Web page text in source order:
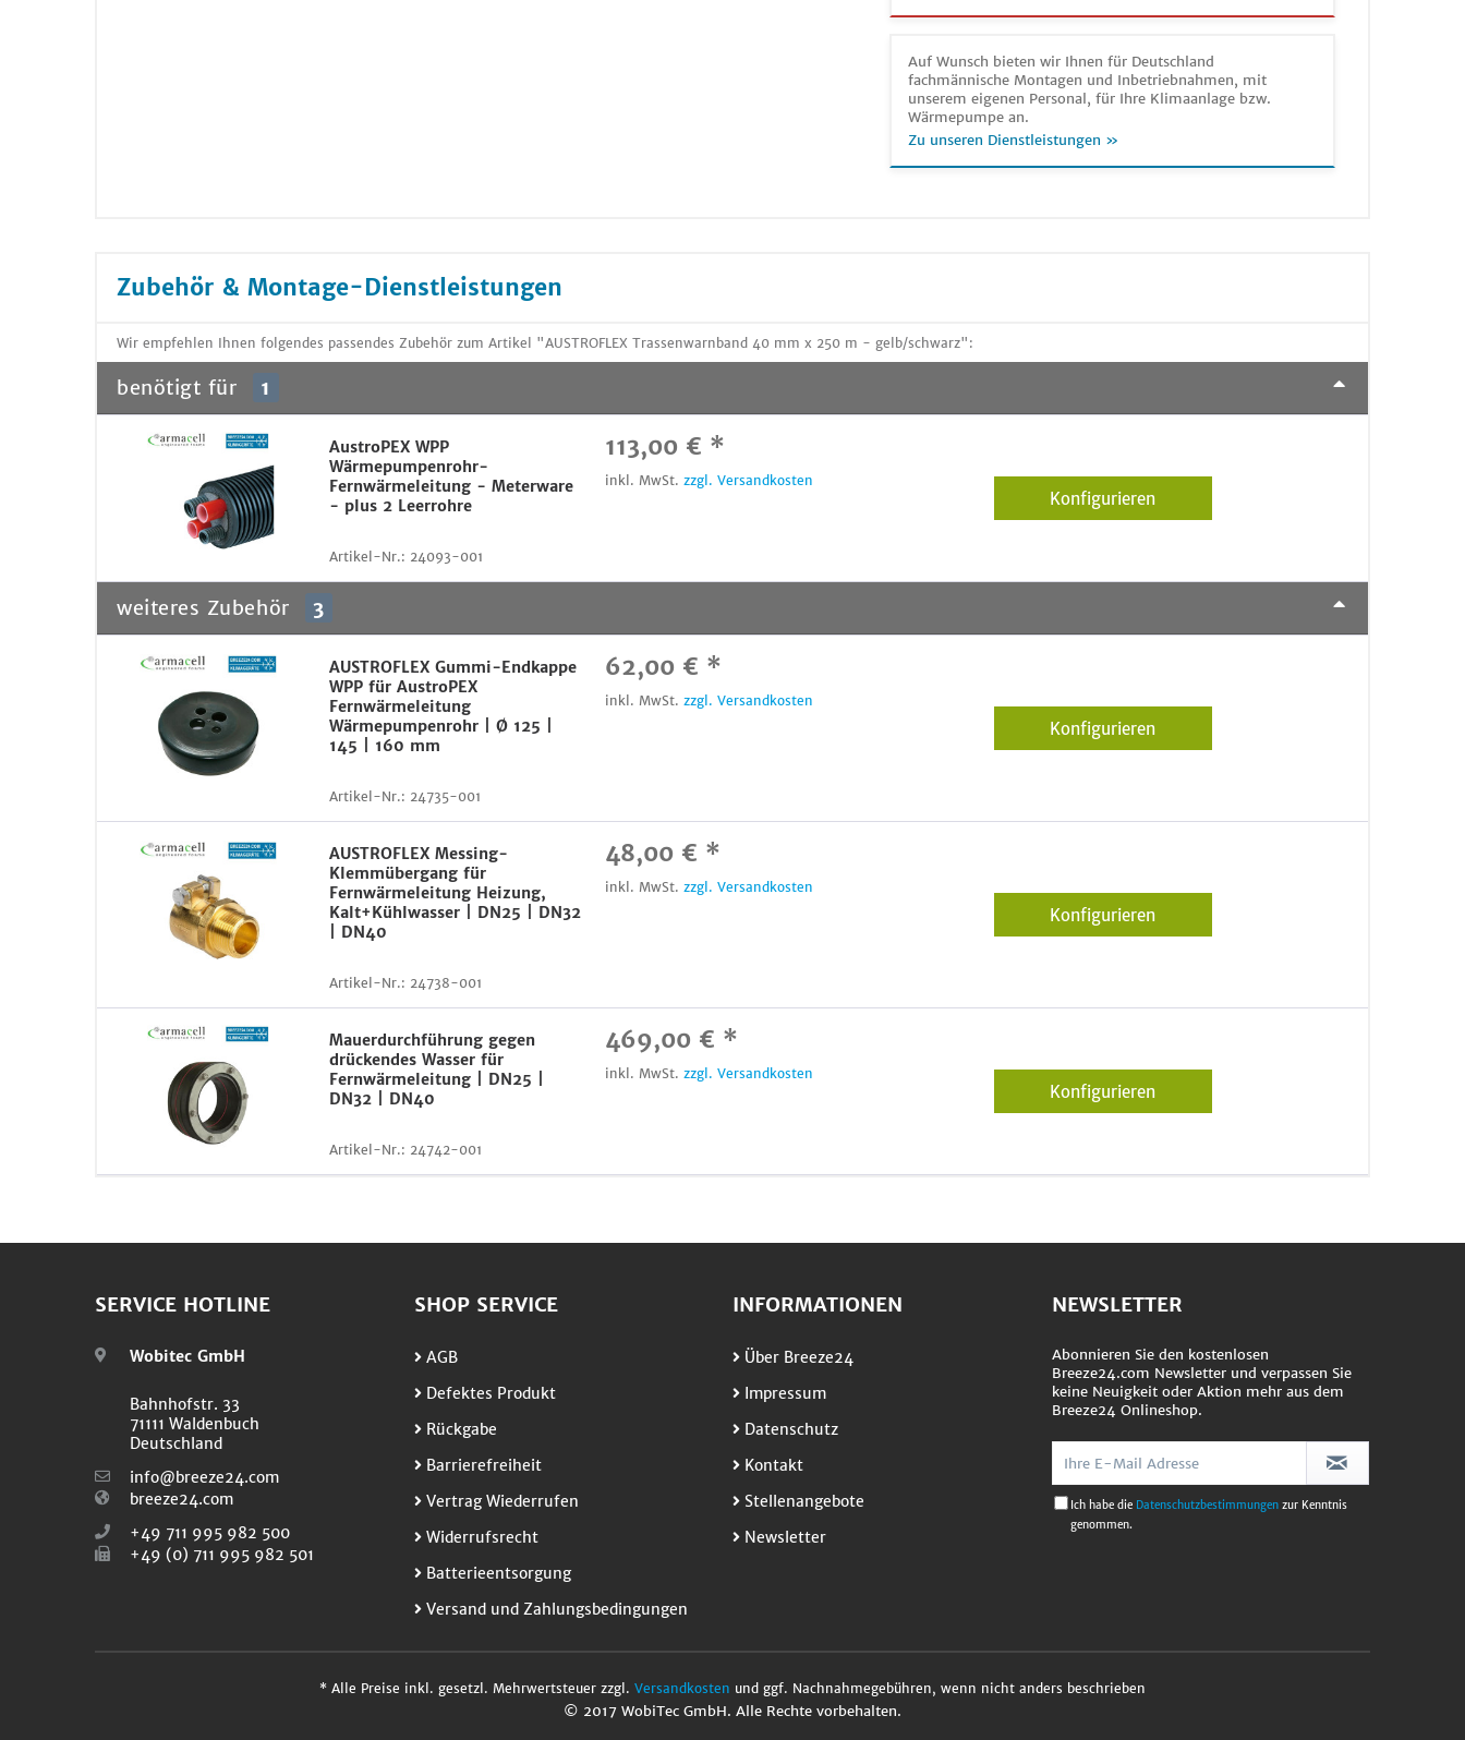
Auf Wunsch bieten wir Ihnen für Deutschland
fachmännische Montagen und Inbetriebnahmen, mit
unserem eigenen Personal, für Ihre Klimaanlage bzw.
Wärmepumpe an.
Zu unseren Dienstleistungen »
Zubehör & Montage-Dienstleistungen
Wir empfehlen Ihnen folgendes passendes Zubehör zum Artikel "AUSTROFLEX Trassenwarnband 40 mm x 250 m - gelb/schwarz":
benötigt für 1
AustroPEX WPP
Wärmepumpenrohr-
Fernwärmeleitung - Meterware
- plus 2 Leerrohre
Artikel-Nr.: 24093-001
113,00 € *
inkl. MwSt.zzgl. Versandkosten
Konfigurieren
weiteres Zubehör 3
AUSTROFLEX Gummi-Endkappe
WPP für AustroPEX
Fernwärmeleitung
Wärmepumpenrohr | Ø 125 |
145 | 160 mm
Artikel-Nr.: 24735-001
62,00 € *
inkl. MwSt.zzgl. Versandkosten
Konfigurieren
AUSTROFLEX Messing-
Klemmübergang für
Fernwärmeleitung Heizung,
Kalt+Kühlwasser | DN25 | DN32
| DN40
Artikel-Nr.: 24738-001
48,00 € *
inkl. MwSt.zzgl. Versandkosten
Konfigurieren
Mauerdurchführung gegen
drückendes Wasser für
Fernwärmeleitung | DN25 |
DN32 | DN40
Artikel-Nr.: 24742-001
469,00 € *
inkl. MwSt.zzgl. Versandkosten
Konfigurieren
SERVICE HOTLINE
Wobitec GmbH
Bahnhofstr. 33
71111 Waldenbuch
Deutschland
info@breeze24.com
breeze24.com
+49 711 995 982 500
+49 (0) 711 995 982 501
SHOP SERVICE
AGB
Defektes Produkt
Rückgabe
Barrierefreiheit
Vertrag Wiederrufen
Widerrufsrecht
Batterieentsorgung
Versand und Zahlungsbedingungen
INFORMATIONEN
Über Breeze24
Impressum
Datenschutz
Kontakt
Stellenangebote
Newsletter
NEWSLETTER
Abonnieren Sie den kostenlosen
Breeze24.com Newsletter und verpassen Sie
keine Neuigkeit oder Aktion mehr aus dem
Breeze24 Onlineshop.
Ich habe die Datenschutzbestimmungen zur Kenntnis
genommen.
* Alle Preise inkl. gesetzl. Mehrwertsteuer zzgl. Versandkosten und ggf. Nachnahmegebühren, wenn nicht anders beschrieben
© 2017 WobiTec GmbH. Alle Rechte vorbehalten.